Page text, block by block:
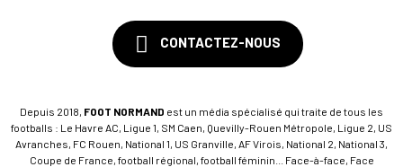
CONTACTEZ-NOUS
Depuis 2018, FOOT NORMAND est un média spécialisé qui traite de tous les
footballs : Le Havre AC, Ligue 1, SM Caen, Quevilly-Rouen Métropole, Ligue 2, US
Avranches, FC Rouen, National 1, US Granville, AF Virois, National 2, National 3,
Coupe de France, football régional, football féminin... Face-à-face, Face